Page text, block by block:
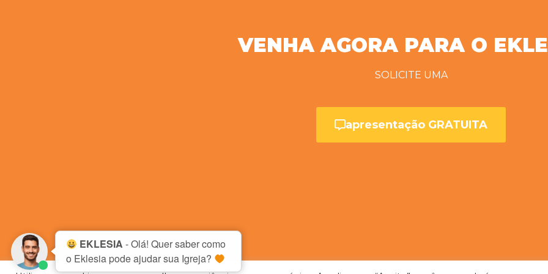
VENHA AGORA PARA O
SOLICITE UMA
apresentação GRATUITA
EKLESIA - Olá! Quer saber como
o Eklesia pode ajudar sua Igreja?